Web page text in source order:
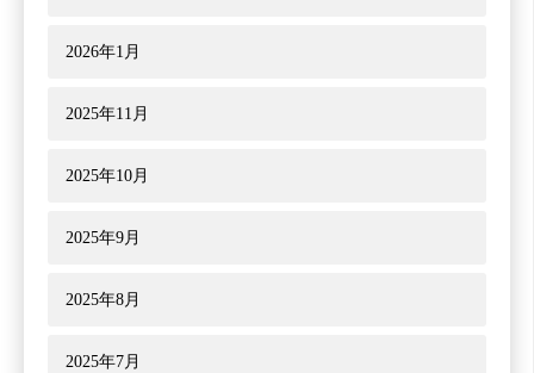
2026年1月
2025年11月
2025年10月
2025年9月
2025年8月
2025年7月